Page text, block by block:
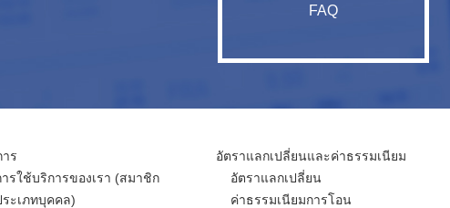
FAQ
ร
ารใช้บริการของเรา (สมาชิก
ระเภทบุคคล)
อัตราแลกเปลี่ยนและค่าธรรมเนียม
อัตราแลกเปลี่ยน
ค่าธรรมเนียมการโอน